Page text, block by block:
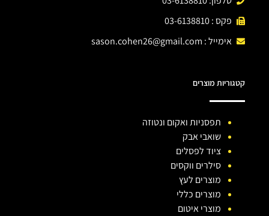
פקס : 03-6138810
אימייל : sason.cohen26@gmail.com
קטגוריות מוצרים
תפסניות ואקום ונטוזה
שואבי אבק
ציוד לפסלים
סילרים ווקסים
מוצרים לעץ
מוצרים כללי
מוצרי איטום